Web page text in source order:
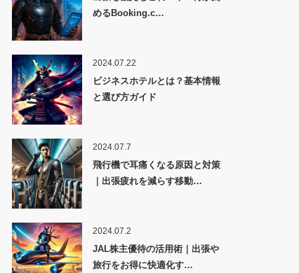
めるBooking.c…
2024.07.22
ビジネスホテルとは？基本情報
と選び方ガイド
2024.07.7
飛行機で耳痛くなる原因と対策
｜出張疲れを減らす移動…
2024.07.2
JAL株主優待の活用術｜出張や
旅行をお得に快適化す…